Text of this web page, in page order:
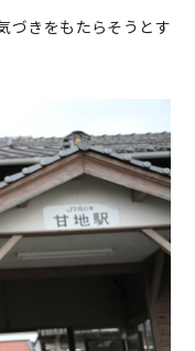
づきをもたらそうとす